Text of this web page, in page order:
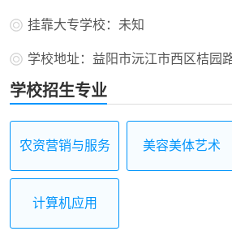
挂靠大专学校：未知
学校地址：益阳市沅江市西区桔园
学校招生专业
农资营销与服务 美容美体艺术
计算机应用